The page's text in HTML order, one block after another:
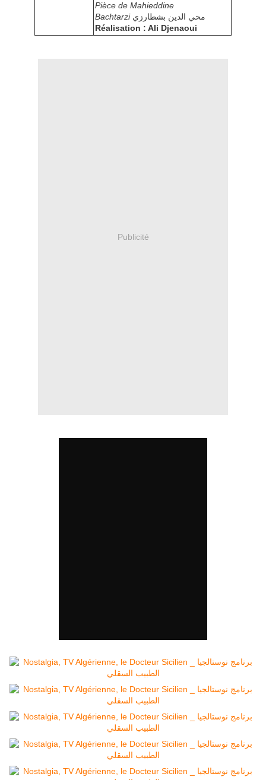
Pièce de Mahieddine
Bachtarzi محي الدين بشطارزي
Réalisation : Ali Djenaoui
Publicité